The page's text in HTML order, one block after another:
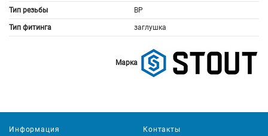
Тип резьбы ВР
Тип фитинга заглушка
Марка
Информация Контакты